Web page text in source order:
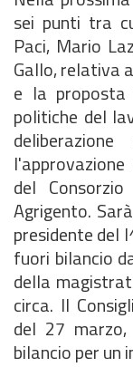
sei punti tra
Paci, Mario
Gallo, relativa
e la
politiche del
del
Agrigento.
presidente del
fuori bilancio
della
circa. Il
del 27
bilancio per un